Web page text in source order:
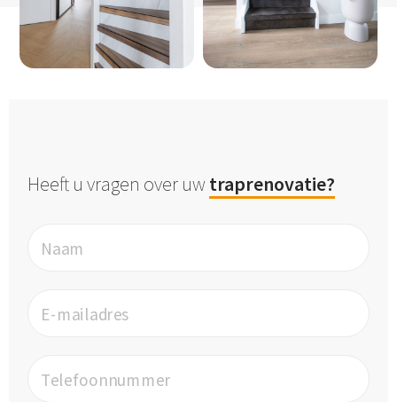
Heeft u vragen over uwtraprenovatie?
Naam
E-mailadres
Telefoonnummer